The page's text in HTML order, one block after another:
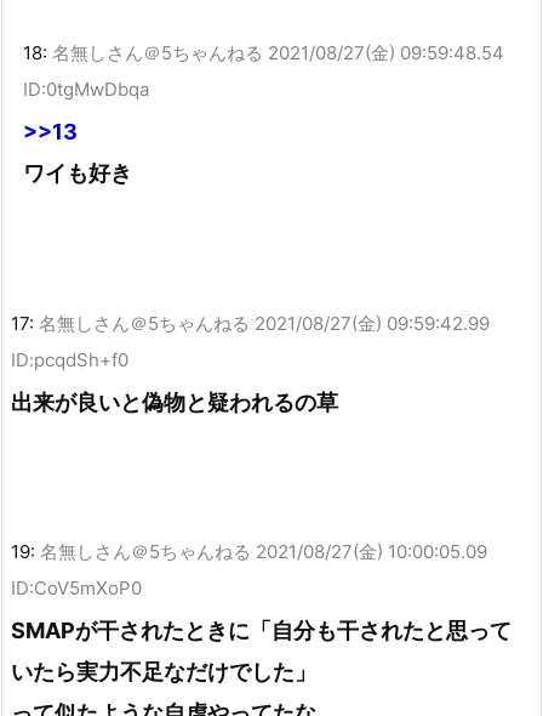
18: 名無しさん＠5ちゃんねる 2021/08/27(金) 09:59:48.54
ID:0tgMwDbqa
>>13
ワイも好き
17: 名無しさん＠5ちゃんねる 2021/08/27(金) 09:59:42.99
ID:pcqdSh+f0
出来が良いと偽物と疑われるの草
19: 名無しさん＠5ちゃんねる 2021/08/27(金) 10:00:05.09
ID:CoV5mXoP0
SMAPが干されたときに「自分も干されたと思って
いたら実力不足なだけでした」